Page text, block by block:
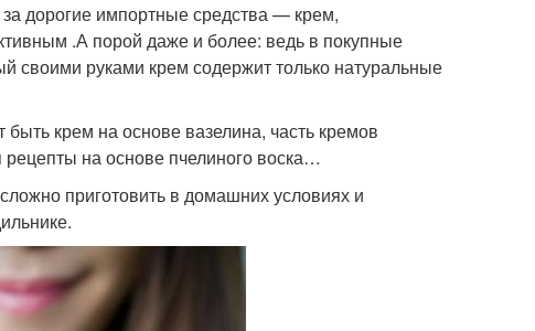
дорогие импортные средства — крем,
.А порой даже и более: ведь в покупные
своими руками крем содержит только натуральные
крем на основе вазелина, часть кремов
на основе пчелиного воска…
приготовить в домашних условиях и